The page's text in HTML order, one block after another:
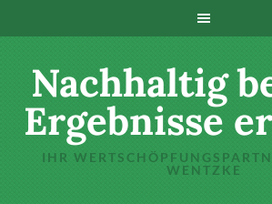
Nachhaltig
Ergebnisse
IHR
WENTZKE